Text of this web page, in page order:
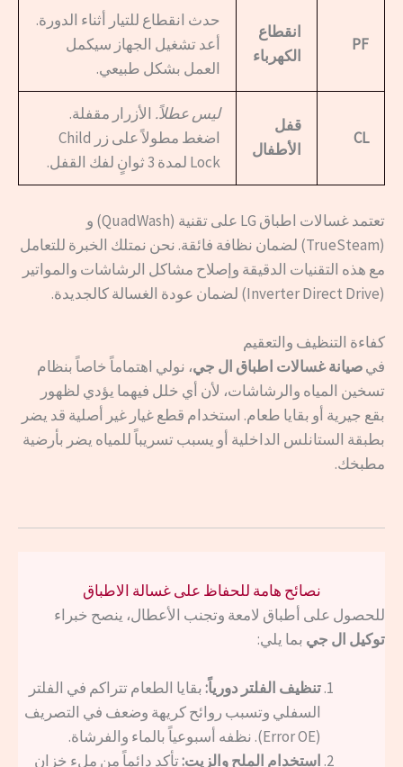
PF
انقطاع
الكهرباء
حدث انقطاع للتيار أثناء الدورة.
أعد تشغيل الجهاز سيكمل
العمل بشكل طبيعي.
CL
قفل
الأطفال
ليس عطلاً. الأزرار مقفلة.
اضغط مطولاً على زر Child
Lock لمدة 3 ثوانٍ لفك القفل.
تعتمد غسالات اطباق LG على تقنية (QuadWash) و
(TrueSteam) لضمان نظافة فائقة. نحن نمتلك الخبرة للتعامل
مع هذه التقنيات الدقيقة وإصلاح مشاكل الرشاشات والمواتير
(Inverter Direct Drive) لضمان عودة الغسالة كالجديدة.
كفاءة التنظيف والتعقيم
فيصيانة غسالات اطباق ال جي، نولي اهتماماً خاصاً بنظام
تسخين المياه والرشاشات، لأن أي خلل فيهما يؤدي لظهور
بقع جيرية أو بقايا طعام. استخدام قطع غيار غير أصلية قد يضر
بطبقة الستانلس الداخلية أو يسبب تسريباً للمياه يضر بأرضية
مطبخك.
نصائح هامة للحفاظ على غسالة الاطباق
للحصول على أطباق لامعة وتجنب الأعطال، ينصح خبراء
توكيل ال جي بما يلي:
تنظيف الفلتر دورياً:بقايا الطعام تتراكم في الفلتر
السفلي وتسبب روائح كريهة وضعف في التصريف
(Error OE). نظفه أسبوعياً بالماء والفرشاة.
استخدام الملح والزيت:تأكد دائماً من ملء خزان